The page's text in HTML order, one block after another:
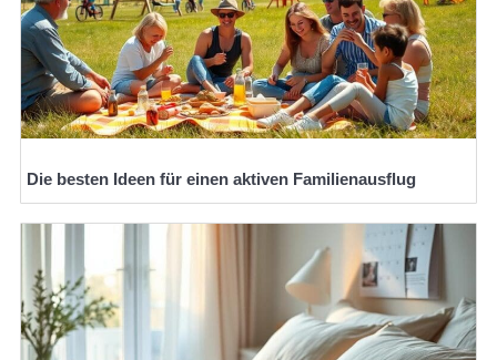
Die besten Ideen für einen aktiven Familienausflug